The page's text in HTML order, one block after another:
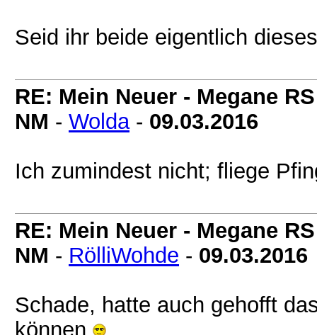
Seid ihr beide eigentlich
RE: Mein Neuer - Megane
NM - Wolda- 09.03.2016
Ich zumindest nicht; fliege
RE: Mein Neuer - Megane
NM - RölliWohde - 09.03.2016
Schade, hatte auch gehofft
können